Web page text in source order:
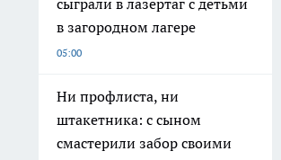
сыграли в лазертаг с детьми
в загородном лагере
05:00
Ни профлиста, ни
штакетника: с сыном
смастерили забор своими